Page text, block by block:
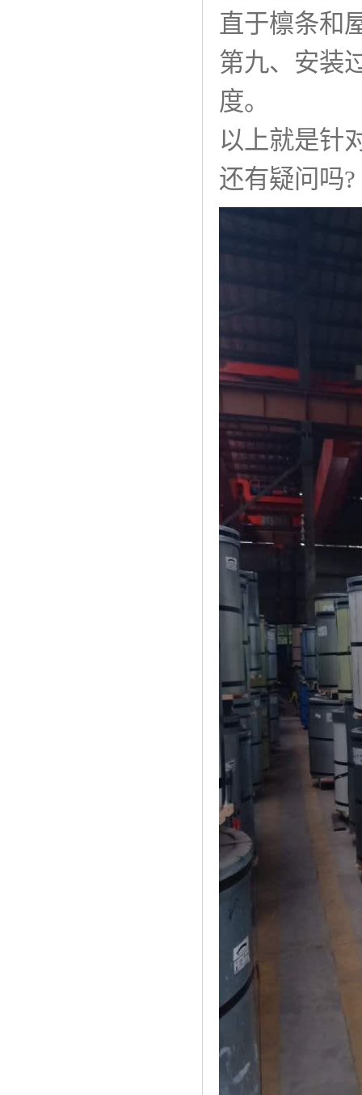
直于檩条和
第九、安装
度。
以上就是针
还有疑问吗?